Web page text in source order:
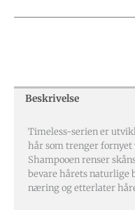
Beskrivelse
Timeless-serien er
hår som trenger fornyet
Shampooen renser
bevare hårets naturlige
næring og etterlater